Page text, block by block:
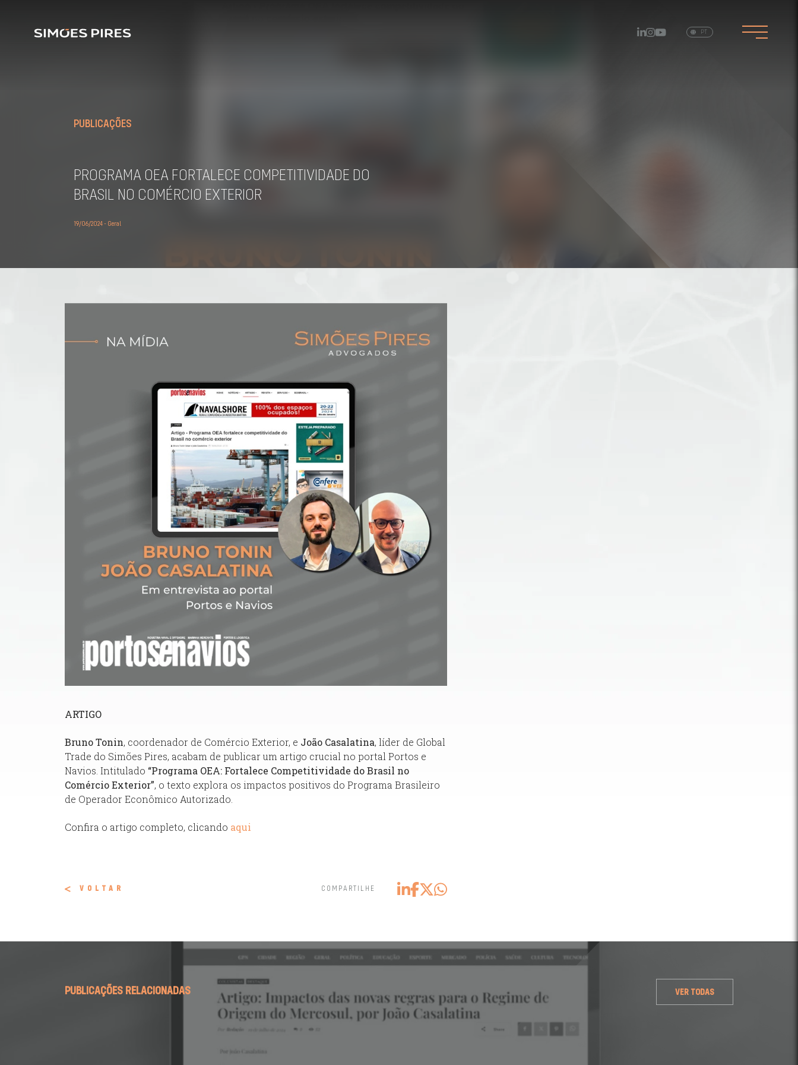
PT
PUBLICAÇÕES
PROGRAMA OEA FORTALECE COMPETITIVIDADE DO
BRASIL NO COMÉRCIO EXTERIOR
19/06/2024 - Geral
ARTIGO
Bruno Tonin, coordenador de Comércio Exterior, e João Casalatina, líder de Global
Trade do Simões Pires, acabam de publicar um artigo crucial no portal Portos e
Navios. Intitulado “Programa OEA: Fortalece Competitividade do Brasil no
Comércio Exterior”, o texto explora os impactos positivos do Programa Brasileiro
de Operador Econômico Autorizado.
Confira o artigo completo, clicando aqui
VOLTAR COMPARTILHE
PUBLICAÇÕES RELACIONADAS VER TODAS